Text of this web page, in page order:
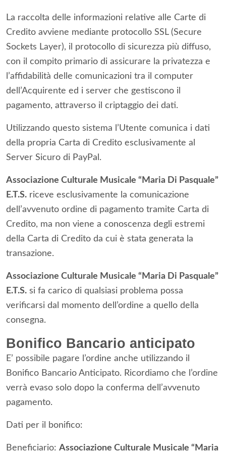
La raccolta delle informazioni relative alle Carte di
Credito avviene mediante protocollo SSL (Secure
Sockets Layer), il protocollo di sicurezza più diffuso,
con il compito primario di assicurare la privatezza e
l’affidabilità delle comunicazioni tra il computer
dell’Acquirente ed i server che gestiscono il
pagamento, attraverso il criptaggio dei dati.
Utilizzando questo sistema l’Utente comunica i dati
della propria Carta di Credito esclusivamente al
Server Sicuro di PayPal.
Associazione Culturale Musicale “Maria Di Pasquale”
E.T.S. riceve esclusivamente la comunicazione
dell’avvenuto ordine di pagamento tramite Carta di
Credito, ma non viene a conoscenza degli estremi
della Carta di Credito da cui è stata generata la
transazione.
Associazione Culturale Musicale “Maria Di Pasquale”
E.T.S. si fa carico di qualsiasi problema possa
verificarsi dal momento dell’ordine a quello della
consegna.
Bonifico Bancario anticipato
E’ possibile pagare l’ordine anche utilizzando il
Bonifico Bancario Anticipato. Ricordiamo che l’ordine
verrà evaso solo dopo la conferma dell’avvenuto
pagamento.
Dati per il bonifico:
Beneficiario: Associazione Culturale Musicale “Maria